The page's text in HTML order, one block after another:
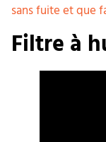
sans fuite et que
Filtre à